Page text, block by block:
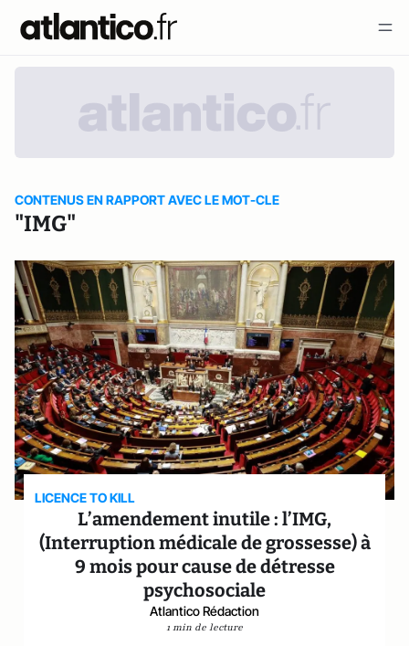
CONTENUS EN RAPPORT AVEC LE MOT-CLE
"IMG"
LICENCE TO KILL
L’amendement inutile : l’IMG,
(Interruption médicale de grossesse) à
9 mois pour cause de détresse
psychosociale
Atlantico Rédaction
1 min de lecture